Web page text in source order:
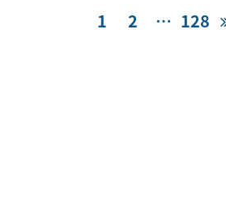
Page
1 Page
2 … Page
128